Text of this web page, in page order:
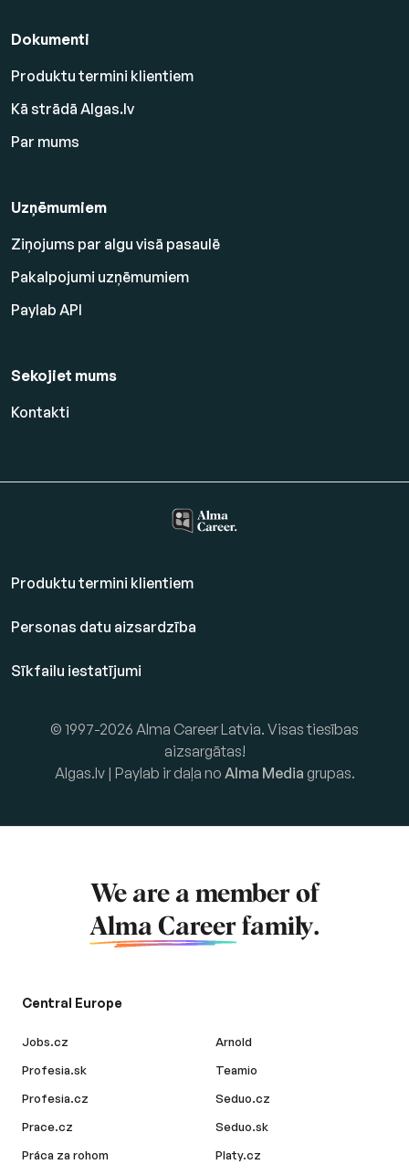
Dokumenti
Produktu termini klientiem
Kā strādā Algas.lv
Par mums
Uzņēmumiem
Ziņojums par algu visā pasaulē
Pakalpojumi uzņēmumiem
Paylab API
Sekojiet mums
Kontakti
Produktu termini klientiem
Personas datu aizsardzība
Sīkfailu iestatījumi
© 1997-2026 Alma Career Latvia. Visas tiesības
aizsargātas!
Algas.lv | Paylab ir daļa no Alma Media grupas.
We are a member of
Alma Career family.
Central Europe
Jobs.cz
Profesia.sk
Profesia.cz
Prace.cz
Práca za rohom
Arnold
Teamio
Seduo.cz
Seduo.sk
Platy.cz